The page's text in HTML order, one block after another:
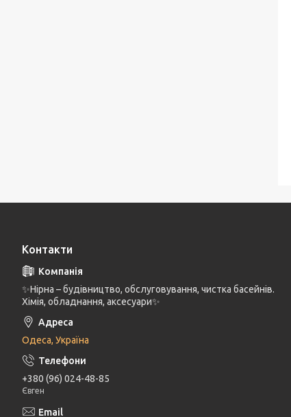
Контакти
✨Нірна – будівництво, обслуговування, чистка басейнів.
Хімія, обладнання, аксесуари✨
Одеса, Україна
+380 (96) 024-48-85
Євген